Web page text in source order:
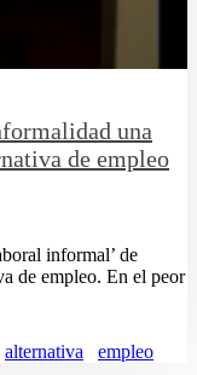
una
de empleo
informal’ de
de empleo. En el peor
alternativa empleo